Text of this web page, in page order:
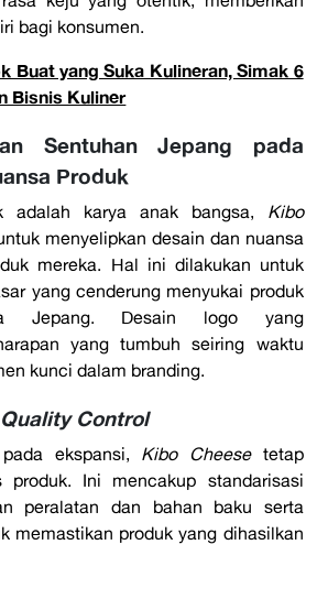
bagi konsumen.
Buat yang Suka Kulineran, Simak 6
Bisnis Kuliner
Sentuhan Jepang pada
Produk
adalah karya anak bangsa, Kibo
menyelipkan desain dan nuansa
mereka. Hal ini dilakukan untuk
yang cenderung menyukai produk
Jepang. Desain logo yang
yang tumbuh seiring waktu
kunci dalam branding.
Quality Control
ekspansi, Kibo Cheesetetap
produk. Ini mencakup standarisasi
peralatan dan bahan baku serta
memastikan produk yang dihasilkan